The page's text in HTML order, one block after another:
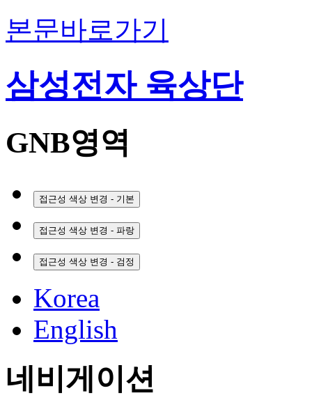
본문바로가기
삼성전자 육상단
GNB영역
접근성 색상 변경 - 기본
접근성 색상 변경 - 파랑
접근성 색상 변경 - 검정
Korea
English
네비게이션